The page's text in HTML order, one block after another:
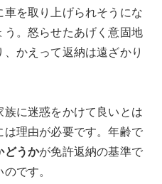
車を取り上げられそうにな
う。怒らせたあげく意固地
かえって返納は遠ざかり
族に迷惑をかけて良いとは
理由が必要です。年齢で
どうかが免許返納の基準で
です。